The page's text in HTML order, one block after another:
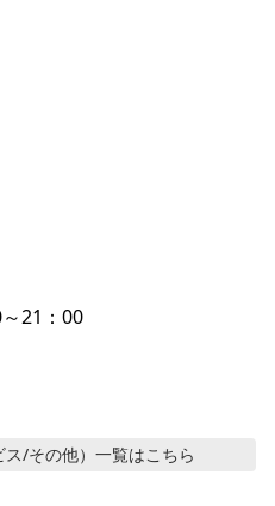
21：00
/その他） 一覧はこちら